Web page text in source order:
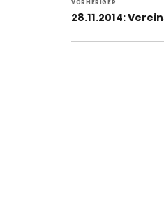
VORHERIGER
Vorheriger
28.11.2014: